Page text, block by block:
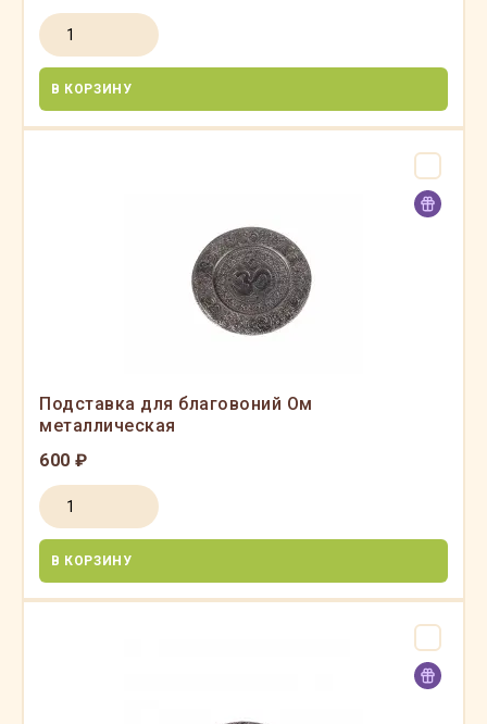
В КОРЗИНУ
Подставка для благовоний Ом
металлическая
600 ₽
В КОРЗИНУ